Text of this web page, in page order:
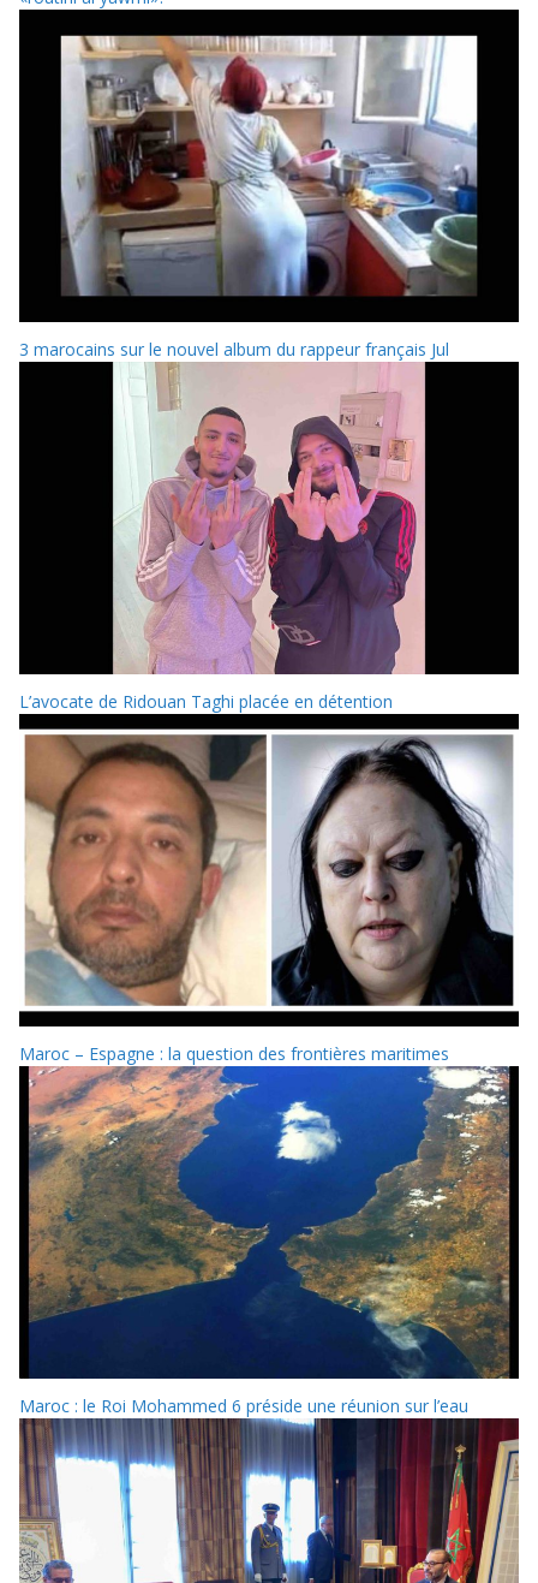
3 marocains sur le nouvel album du rappeur français Jul
L’avocate de Ridouan Taghi placée en détention
Maroc – Espagne : la question des frontières maritimes
Maroc : le Roi Mohammed 6 préside une réunion sur l’eau